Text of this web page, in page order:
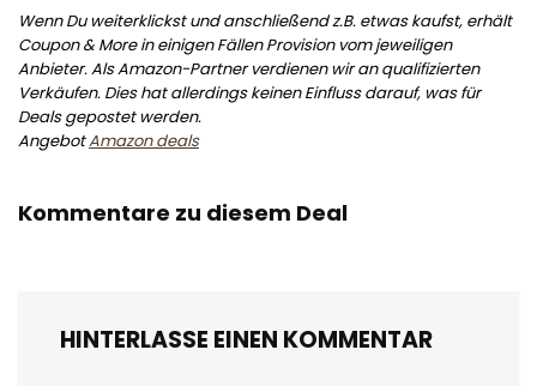
Wenn Du weiterklickst und anschließend z.B. etwas kaufst, erhält
Coupon & More in einigen Fällen Provision vom jeweiligen
Anbieter. Als Amazon-Partner verdienen wir an qualifizierten
Verkäufen. Dies hat allerdings keinen Einfluss darauf, was für
Deals gepostet werden.
AngebotAmazon deals
Kommentare zu diesem Deal
HINTERLASSE EINEN KOMMENTAR